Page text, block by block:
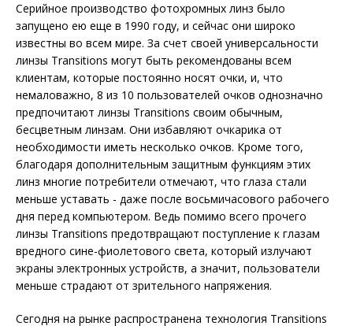
Cерийное производство фотохромных линз было
запущено ею еще в 1990 году, и сейчас они широко
известны во всем мире. За счет своей универсальности
линзы Transitions могут быть рекомендованы всем
клиентам, которые постоянно носят очки, и, что
немаловажно, 8 из 10 пользователей очков однозначно
предпочитают линзы Transitions своим обычным,
бесцветным линзам. Они избавляют очкарика от
необходимости иметь несколько очков. Кроме того,
благодаря дополнительным защитным функциям этих
линз многие потребители отмечают, что глаза стали
меньше уставать - даже после восьмичасового рабочего
дня перед компьютером. Ведь помимо всего прочего
линзы Transitions предотвращают поступление к глазам
вредного сине-фиолетового света, который излучают
экраны электронных устройств, а значит, пользователи
меньше страдают от зрительного напряжения.
Сегодня на рынке распространена технология Transitions